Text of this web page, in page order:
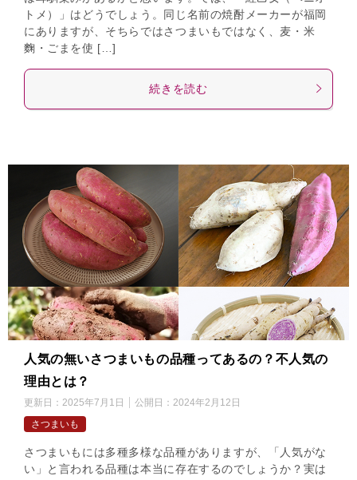
トメ）」はどうでしょう。同じ名前の焼酎メーカーが福岡
にありますが、そちらではさつまいもではなく、麦・米
麴・ごまを使 […]
続きを読む
人気の無いさつまいもの品種ってあるの？不人気の
理由とは？
更新日： 2025年7月1日 公開日： 2024年2月12日
さつまいも
さつまいもには多種多様な品種がありますが、「人気がな
い」と言われる品種は本当に存在するのでしょうか？実は